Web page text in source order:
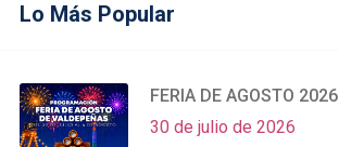
Lo Más Popular
FERIA DE AGOSTO 2026
30 de julio de 2026